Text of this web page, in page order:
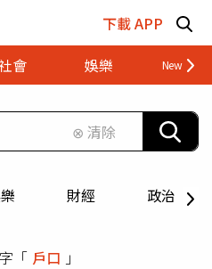
下載 APP
會 娛樂 財經
⊗ 清除
財經 政治
「 戶口 」